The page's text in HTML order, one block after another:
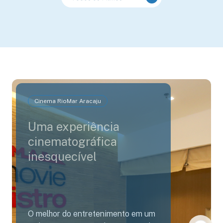
Cinema RioMar Aracaju
Uma experiência
cinematográfica
inesquecível
O melhor do entretenimento em um